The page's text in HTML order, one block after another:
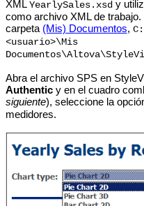
XML YearlySales.xsdy
como archivo XML de
carpeta (Mis) Documentos,
<usuario>\Mis
Abra el archivo SPS en
Authenticy en el cuadro
siguiente), seleccione la
medidores.